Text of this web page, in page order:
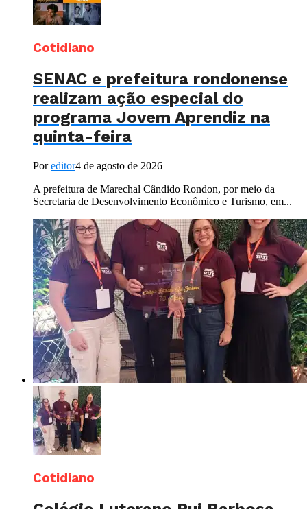
Cotidiano
SENAC e prefeitura rondonense
realizam ação especial do
programa Jovem Aprendiz na
quinta-feira
Poreditor4 de agosto de 2026
A prefeitura de Marechal Cândido Rondon, por meio da
Secretaria de Desenvolvimento Econômico e Turismo, em...
Cotidiano